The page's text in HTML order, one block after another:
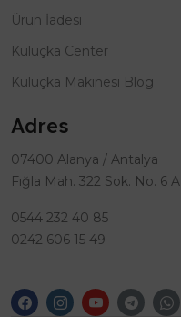
Ürün İadesi
Kuluçka Center
Kuluçka Makinesi Blog
Adres
07400 Alanya / Antalya
Fığla Mah. 322 Sok. No. 6 A
0544 232 40 85
0242 606 15 49